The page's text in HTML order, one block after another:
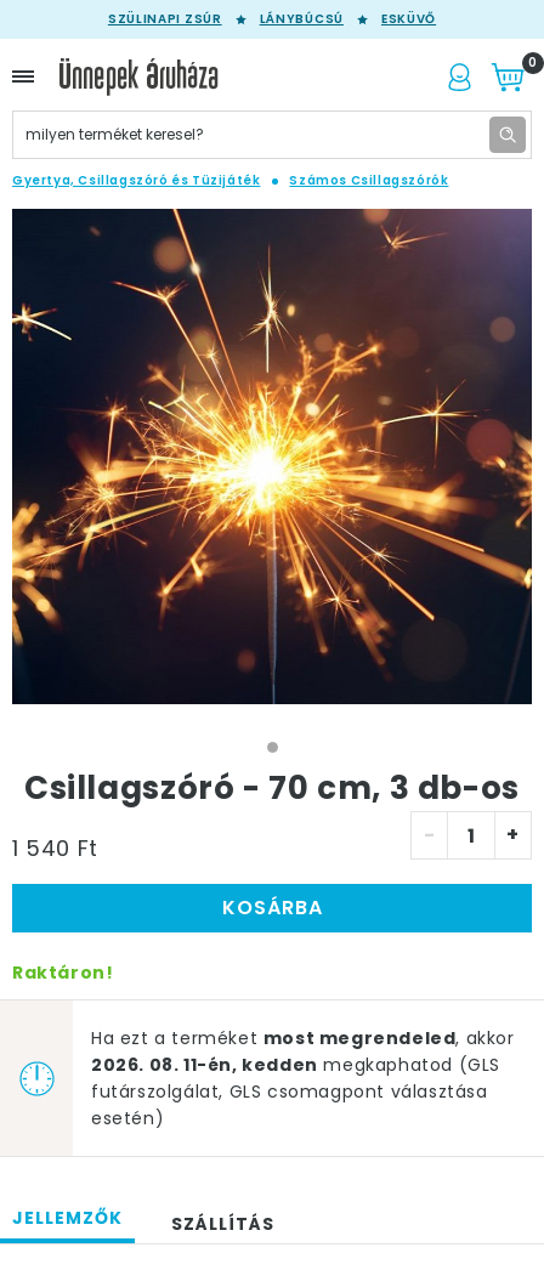
SZÜLINAPI ZSÚR LÁNYBÚCSÚ ESKÜVŐ
0
Gyertya, Csillagszóró és Tüzijáték Számos Csillagszórók
Csillagszóró - 70 cm, 3 db-os
1 540 Ft - +
KOSÁRBA
Raktáron!
Ha ezt a terméket most megrendeled, akkor
2026. 08. 11-én, kedden megkaphatod (GLS
futárszolgálat, GLS csomagpont választása
esetén)
JELLEMZŐK SZÁLLÍTÁS